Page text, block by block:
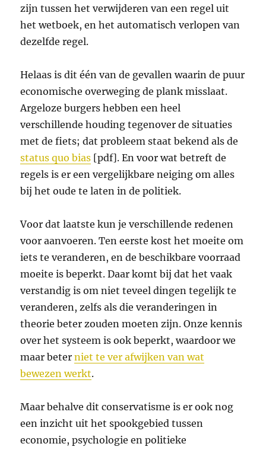
zijn tussen het verwijderen van een regel uit
het wetboek, en het automatisch verlopen van
dezelfde regel.
Helaas is dit één van de gevallen waarin de puur
economische overweging de plank misslaat.
Argeloze burgers hebben een heel
verschillende houding tegenover de situaties
met de fiets; dat probleem staat bekend als de
status quo bias [pdf]. En voor wat betreft de
regels is er een vergelijkbare neiging om alles
bij het oude te laten in de politiek.
Voor dat laatste kun je verschillende redenen
voor aanvoeren. Ten eerste kost het moeite om
iets te veranderen, en de beschikbare voorraad
moeite is beperkt. Daar komt bij dat het vaak
verstandig is om niet teveel dingen tegelijk te
veranderen, zelfs als die veranderingen in
theorie beter zouden moeten zijn. Onze kennis
over het systeem is ook beperkt, waardoor we
maar beterniet te ver afwijken van wat
bewezen werkt.
Maar behalve dit conservatisme is er ook nog
een inzicht uit het spookgebied tussen
economie, psychologie en politieke